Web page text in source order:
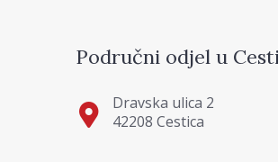
Područni odjel u
Dravska ulica 2
42208 Cestica